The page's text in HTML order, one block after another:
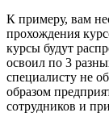
К примеру, вам
прохождения
курсы будут
освоил по 3
специалисту не
образом
сотрудников и